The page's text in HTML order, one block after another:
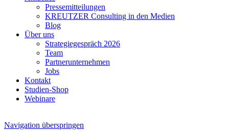
Pressemitteilungen
KREUTZER Consulting in den Medien
Blog
Über uns
Strategiegespräch 2026
Team
Partnerunternehmen
Jobs
Kontakt
Studien-Shop
Webinare
Navigation überspringen